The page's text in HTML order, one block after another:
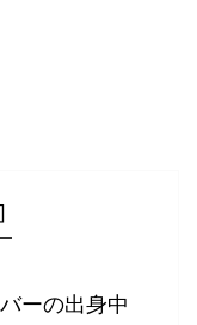
ーの出身中